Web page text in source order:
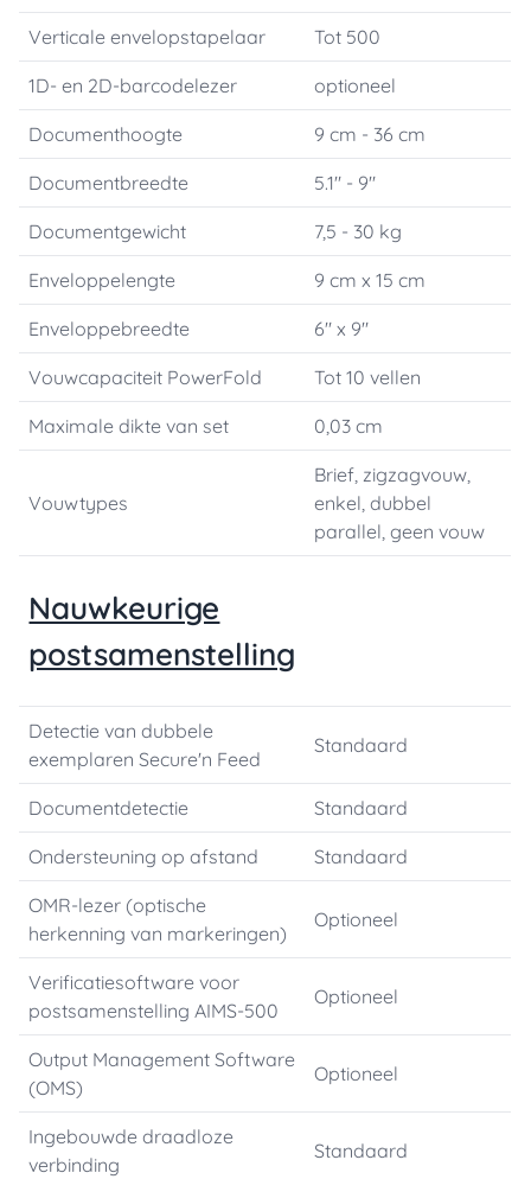
Verticale envelopstapelaar Tot 500
1D- en 2D-barcodelezer optioneel
Documenthoogte 9 cm - 36 cm
Documentbreedte 5.1" - 9"
Documentgewicht 7,5 - 30 kg
Enveloppelengte 9 cm x 15 cm
Enveloppebreedte 6" x 9"
Vouwcapaciteit PowerFold Tot 10 vellen
Maximale dikte van set 0,03 cm
Vouwtypes
Brief, zigzagvouw,
enkel, dubbel
parallel, geen vouw
Nauwkeurige
postsamenstelling
Detectie van dubbele
exemplaren Secure'n Feed
Standaard
Documentdetectie Standaard
Ondersteuning op afstand Standaard
OMR-lezer (optische
herkenning van markeringen)
Optioneel
Verificatiesoftware voor
postsamenstelling AIMS-500
Optioneel
Output Management Software
(OMS)
Optioneel
Ingebouwde draadloze
verbinding
Standaard